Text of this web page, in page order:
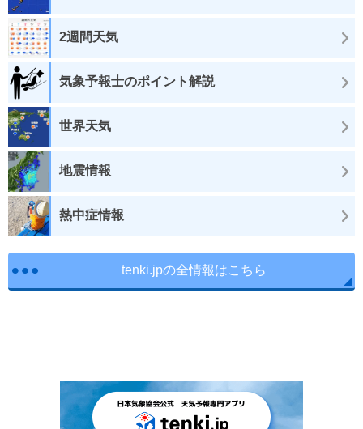
2週間天気
気象予報士のポイント解説
世界天気
地震情報
熱中症情報
tenki.jpの全情報はこちら